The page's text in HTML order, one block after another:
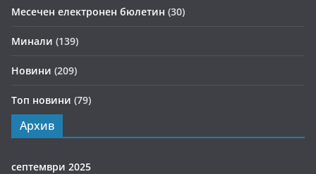
Месечен електронен бюлетин (30)
Минали (139)
Новини (209)
Топ новини (79)
Архив
септември 2025